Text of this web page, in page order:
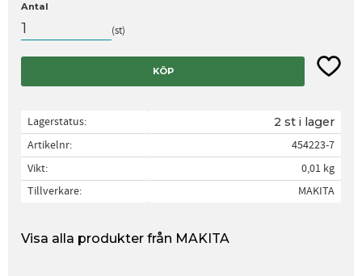
Antal
st
KÖP Lägg
Lagerstatus 2 st i lager
Artikelnr
454223-7
Vikt
0,01 kg
Tillverkare
MAKITA
Visa alla produkter från MAKITA